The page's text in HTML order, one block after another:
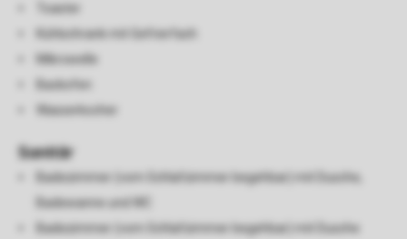
Toaster
Kühlschrank mit Gefrierfach
Mikrowelle
Backofen
Wasserkocher
Sanitär
Badezimmer (vom Schlafzimmer begehbar) mit Dusche,
Badewanne und WC
Badezimmer (vom Schlafzimmer begehbar) mit Dusche